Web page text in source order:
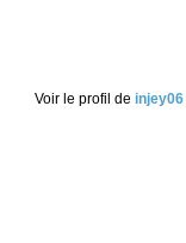
Voir le profil de injey06